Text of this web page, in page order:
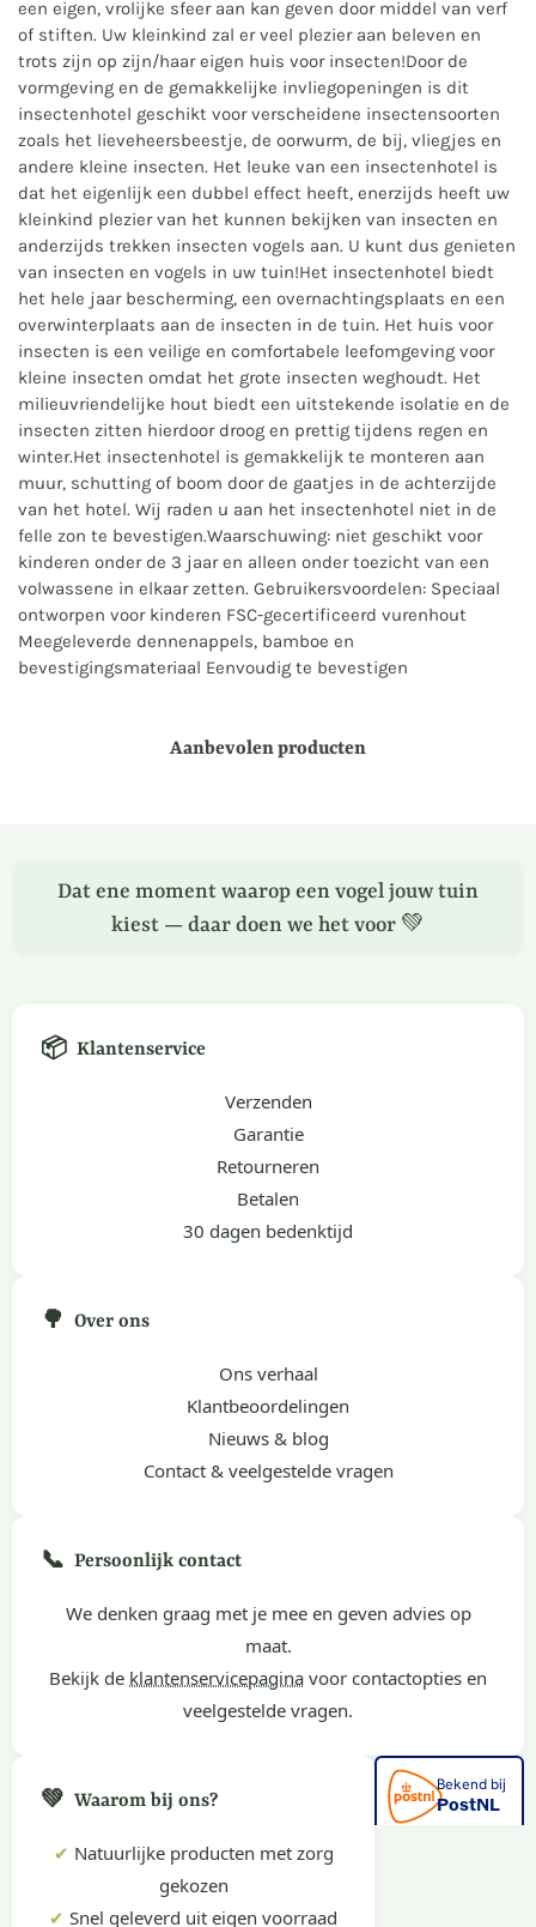
een eigen, vrolijke sfeer aan kan geven door middel van verf
of stiften. Uw kleinkind zal er veel plezier aan beleven en
trots zijn op zijn/haar eigen huis voor insecten!Door de
vormgeving en de gemakkelijke invliegopeningen is dit
insectenhotel geschikt voor verscheidene insectensoorten
zoals het lieveheersbeestje, de oorwurm, de bij, vliegjes en
andere kleine insecten. Het leuke van een insectenhotel is
dat het eigenlijk een dubbel effect heeft, enerzijds heeft uw
kleinkind plezier van het kunnen bekijken van insecten en
anderzijds trekken insecten vogels aan. U kunt dus genieten
van insecten en vogels in uw tuin!Het insectenhotel biedt
het hele jaar bescherming, een overnachtingsplaats en een
overwinterplaats aan de insecten in de tuin. Het huis voor
insecten is een veilige en comfortabele leefomgeving voor
kleine insecten omdat het grote insecten weghoudt. Het
milieuvriendelijke hout biedt een uitstekende isolatie en de
insecten zitten hierdoor droog en prettig tijdens regen en
winter.Het insectenhotel is gemakkelijk te monteren aan
muur, schutting of boom door de gaatjes in de achterzijde
van het hotel. Wij raden u aan het insectenhotel niet in de
felle zon te bevestigen.Waarschuwing: niet geschikt voor
kinderen onder de 3 jaar en alleen onder toezicht van een
volwassene in elkaar zetten. Gebruikersvoordelen: Speciaal
ontworpen voor kinderen FSC-gecertificeerd vurenhout
Meegeleverde dennenappels, bamboe en
bevestigingsmateriaal Eenvoudig te bevestigen
Aanbevolen producten
Dat ene moment waarop een vogel jouw tuin
kiest — daar doen we het voor 💚
📦 Klantenservice
Verzenden
Garantie
Retourneren
Betalen
30 dagen bedenktijd
🌳 Over ons
Ons verhaal
Klantbeoordelingen
Nieuws & blog
Contact & veelgestelde vragen
📞 Persoonlijk contact
We denken graag met je mee en geven advies op
maat.
Bekijk de klantenservicepagina voor contactopties en
veelgestelde vragen.
💚 Waarom bij ons?
✔ Natuurlijke producten met zorg
gekozen
✔ Snel geleverd uit eigen voorraad